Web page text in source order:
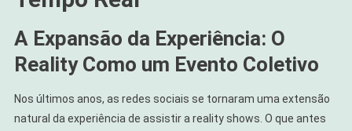
A Expansão da Experiência: O
Reality Como um Evento Coletivo
Nos últimos anos, as redes sociais se tornaram uma extensão
natural da experiência de assistir a reality shows. O que antes